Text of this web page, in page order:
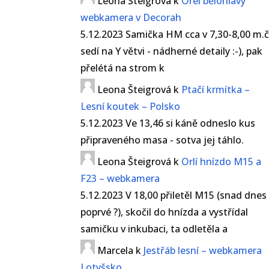
webkamera v Decorah
5.12.2023 Samička HM cca v 7,30-8,00
sedí na Y větvi - nádherné detaily :-), pak
přelétá na strom k
Leona Šteigrová k Ptačí krmítka –
Lesní koutek – Polsko
5.12.2023 Ve 13,46 si káně odneslo kus
připraveného masa - sotva jej táhlo.
Leona Šteigrová k Orlí hnízdo M15 a
F23 – webkamera
5.12.2023 V 18,00 přiletěl M15 (snad dnes
poprvé ?), skočil do hnízda a vystřídal
samičku v inkubaci, ta odletěla a
Marcela k Jestřáb lesní – webkamera